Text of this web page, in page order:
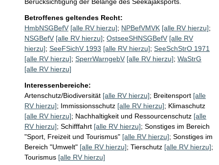
Betroffenes geltendes Recht:
HmbNSGBefV [alle RV hierzu]; NPBefVMVK [alle RV hierzu];
NSGBefV [alle RV hierzu]; OstseeSHNSGBefV [alle RV
hierzu]; SeeFSichV 1993 [alle RV hierzu]; SeeSchStrO 1971
[alle RV hierzu]; SperrWarngebV [alle RV hierzu]; WaStrG
[alle RV hierzu]
Interessenbereiche:
Artenschutz/Biodiversität [alle RV hierzu]; Breitensport [alle
RV hierzu]; Immissionsschutz [alle RV hierzu]; Klimaschutz
[alle RV hierzu]; Nachhaltigkeit und Ressourcenschutz [alle
RV hierzu]; Schifffahrt [alle RV hierzu]; Sonstiges im Bereich
"Sport, Freizeit und Tourismus" [alle RV hierzu]; Sonstiges im
Bereich "Umwelt" [alle RV hierzu]; Tierschutz [alle RV hierzu];
Tourismus [alle RV hierzu]